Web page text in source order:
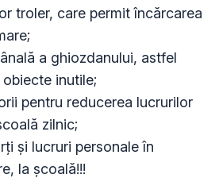
troler, care permit încărcarea
a ghiozdanului, astfel
inutile;
pentru reducerea lucrurilor
zilnic;
și lucruri personale în
la școală!!!